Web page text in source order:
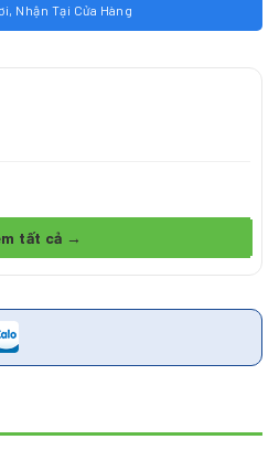
Nhận Tại Cửa Hàng
tất cả →